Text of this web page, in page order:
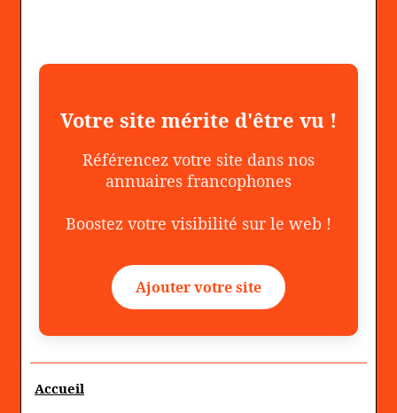
Votre site mérite d'être vu !
Référencez votre site dans nos
annuaires francophones
Boostez votre visibilité sur le web !
Ajouter votre site
Accueil